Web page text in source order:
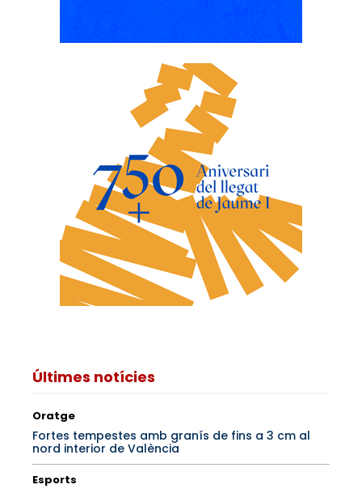
Últimes notícies
Oratge
Fortes tempestes amb granís de fins a 3 cm al
nord interior de València
Esports